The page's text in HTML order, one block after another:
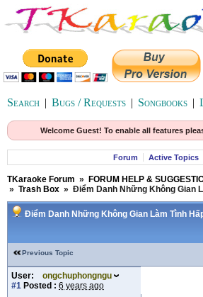
Search | Bugs / Requests | Songbooks |
Welcome Guest! To enable all features
Forum Active Topics
TKaraoke Forum »
FORUM HELP &
» Trash Box » Điểm Danh Những Không Gian
Điểm Danh Những Không Gian Làm Tình
Previous Topic
User:
ongchuphongngu
#1 Posted : 6 years ago